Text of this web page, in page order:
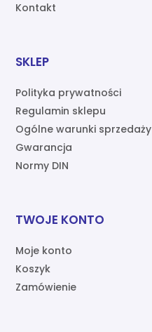
Kontakt
SKLEP
Polityka prywatności
Regulamin sklepu
Ogólne warunki sprzedaży
Gwarancja
Normy DIN
TWOJE KONTO
Moje konto
Koszyk
Zamówienie